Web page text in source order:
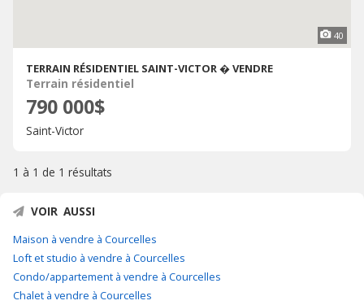
40
TERRAIN RÉSIDENTIEL SAINT-VICTOR � VENDRE
Terrain résidentiel
790 000$
Saint-Victor
1 à 1 de 1 résultats
VOIR AUSSI
Maison à vendre à Courcelles
Loft et studio à vendre à Courcelles
Condo/appartement à vendre à Courcelles
Chalet à vendre à Courcelles